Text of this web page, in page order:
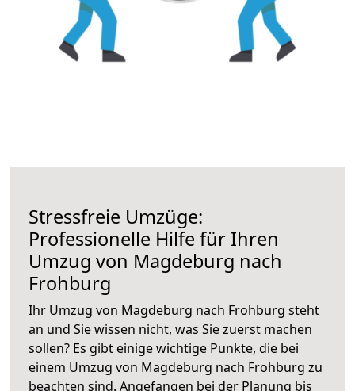
Stressfreie Umzüge:
Professionelle Hilfe für Ihren
Umzug von Magdeburg nach
Frohburg
Ihr Umzug von Magdeburg nach Frohburg steht
an und Sie wissen nicht, was Sie zuerst machen
sollen? Es gibt einige wichtige Punkte, die bei
einem Umzug von Magdeburg nach Frohburg zu
beachten sind. Angefangen bei der Planung bis